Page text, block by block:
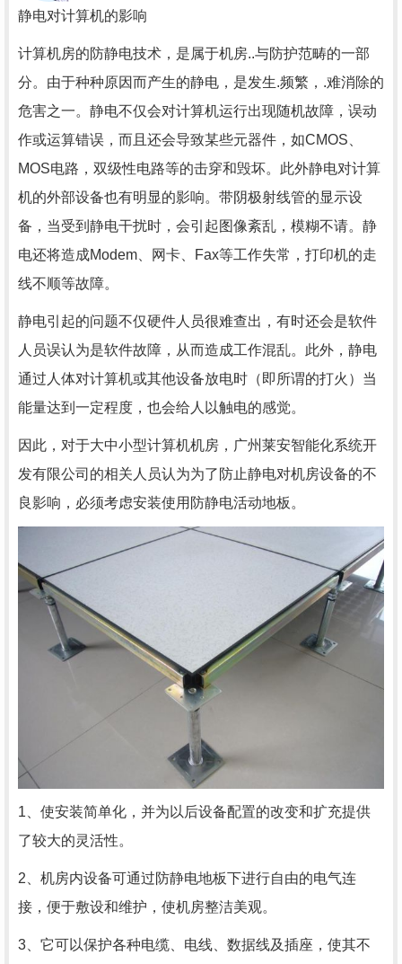
静电对计算机的影响
计算机房的防静电技术，是属于机房..与防护范畴的一部
分。由于种种原因而产生的静电，是发生.频繁，.难消除的
危害之一。静电不仅会对计算机运行出现随机故障，误动
作或运算错误，而且还会导致某些元器件，如CMOS、
MOS电路，双级性电路等的击穿和毁坏。此外静电对计算
机的外部设备也有明显的影响。带阴极射线管的显示设
备，当受到静电干扰时，会引起图像紊乱，模糊不请。静
电还将造成Modem、网卡、Fax等工作失常，打印机的走
线不顺等故障。
静电引起的问题不仅硬件人员很难查出，有时还会是软件
人员误认为是软件故障，从而造成工作混乱。此外，静电
通过人体对计算机或其他设备放电时（即所谓的打火）当
能量达到一定程度，也会给人以触电的感觉。
因此，对于大中小型计算机机房，广州莱安智能化系统开
发有限公司的相关人员认为为了防止静电对机房设备的不
良影响，必须考虑安装使用防静电活动地板。
1、使安装简单化，并为以后设备配置的改变和扩充提供
了较大的灵活性。
2、机房内设备可通过防静电地板下进行自由的电气连
接，便于敷设和维护，使机房整洁美观。
3、它可以保护各种电缆、电线、数据线及插座，使其不